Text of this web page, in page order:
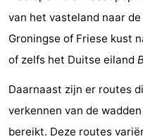
&
doen
Bezienswaardigheden
Musea
-
Monumenten
-
van het vasteland naar de
Groningse of Friese kust
of zelfs het Duitse eiland
Daarnaast zijn er routes
verkennen van de
bereikt. Deze routes